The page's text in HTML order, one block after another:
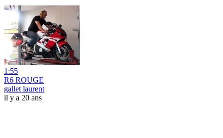
1:55
R6 ROUGE
gallet laurent
il y a 20 ans